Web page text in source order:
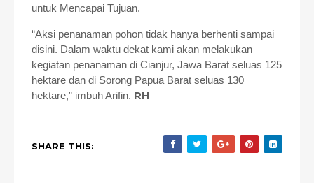
untuk Mencapai Tujuan.
“Aksi penanaman pohon tidak hanya berhenti sampai
disini. Dalam waktu dekat kami akan melakukan
kegiatan penanaman di Cianjur, Jawa Barat seluas 125
hektare dan di Sorong Papua Barat seluas 130
hektare,” imbuh Arifin. RH
SHARE THIS: